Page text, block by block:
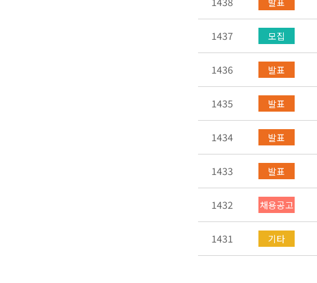
1437 모집
1436 발표
1435 발표
1434 발표
1433 발표
1432 채용공고
1431 기타